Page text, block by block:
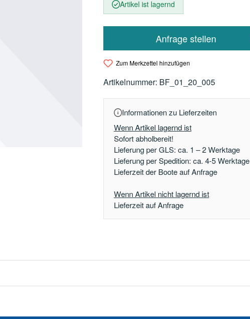
Artikel ist lagernd
Anfrage stellen
Zum Merkzettel hinzufügen
Artikelnummer: BF_01_20_005
Informationen zu Lieferzeiten
Wenn Artikel lagernd ist
Sofort abholbereit!
Lieferung per GLS: ca. 1 – 2 Werktage
Lieferung per Spedition: ca. 4-5 Werktage
Lieferzeit der Boote auf Anfrage
Wenn Artikel nicht lagernd ist
Lieferzeit auf Anfrage